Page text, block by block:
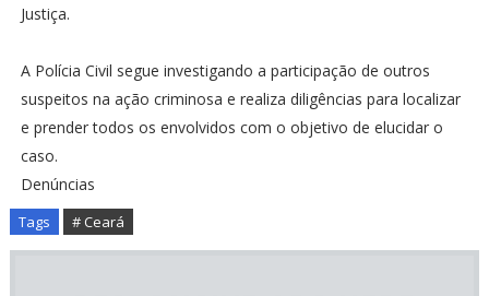
Justiça.
A Polícia Civil segue investigando a participação de outros
suspeitos na ação criminosa e realiza diligências para localizar
e prender todos os envolvidos com o objetivo de elucidar o
caso.
Denúncias
Tags # Ceará